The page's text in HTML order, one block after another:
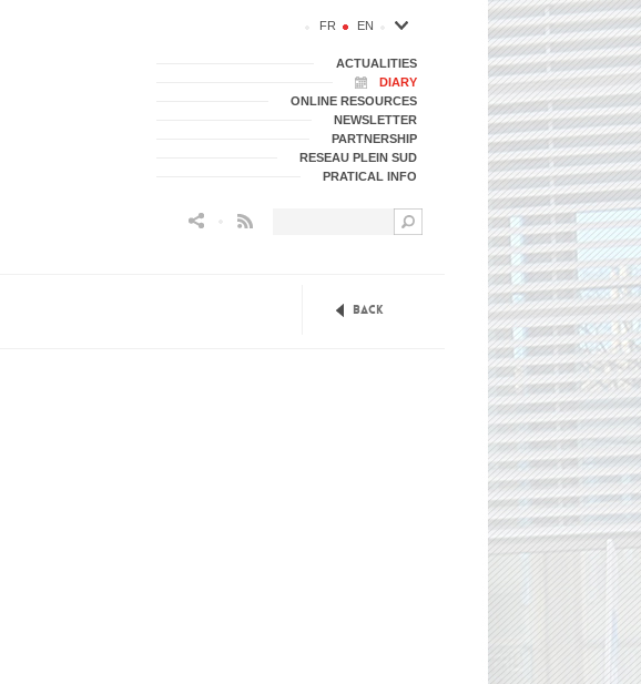
FR EN
ACTUALITIES
DIARY
ONLINE RESOURCES
NEWSLETTER
PARTNERSHIP
RESEAU PLEIN SUD
PRATICAL INFO
Back